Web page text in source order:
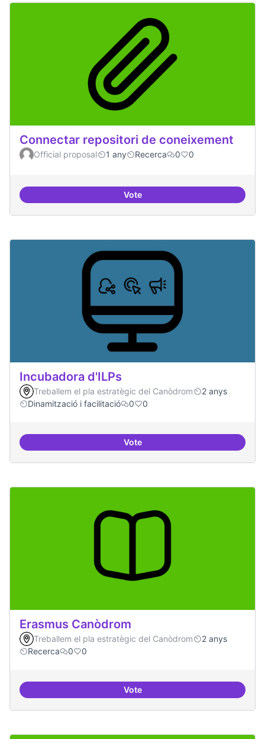
Connectar repositori de coneixement
Official proposal 1 any Recerca 0 0
VoteConnectar repositori de
Incubadora d'ILPs
Treballem el pla estratègic del Canòdrom
2 anys
Dinamització i facilitació
0 0
VoteIncubadora d'ILPs
Erasmus Canòdrom
Treballem el pla estratègic del Canòdrom
2 anys
Recerca
0 0
VoteErasmus Canòdrom